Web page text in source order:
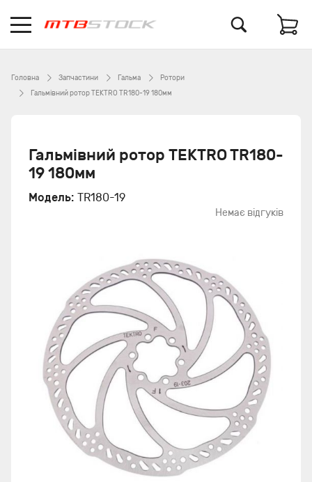
Головна Запчастини Гальма
Ротори
Гальмівний ротор TEKTRO TR180-19 180мм
Гальмівний ротор TEKTRO TR180-
19 180мм
Модель: TR180-19
Немає відгуків